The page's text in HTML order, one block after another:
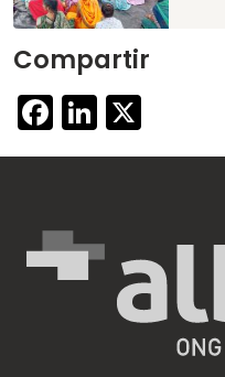
Compartir
Facebook
LinkedIn